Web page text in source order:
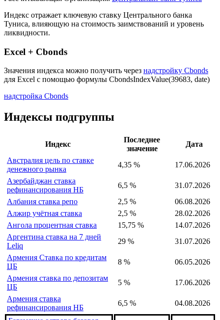
Страна: Тунис
Рассчитывающая Организация:
Индекс отражает ключевую ставку Центрального банка
Туниса, влияющую на стоимость заимствований и уровень
ликвидности.
Excel + Cbonds
для Excel с помощью формулы
Индексы подгруппы
Индекс
значение
Австралия цель по ставке
денежного рынка
4,35 %
17.06.2026
Азербайджан ставка
рефинансирования НБ
6,5 %
Албания ставка репо
Алжир учётная ставка
Ангола процентная ставка
15,75 %
14.07.2026
Аргентина ставка на 7 дней
Leliq
Армения Ставка по кредитам
ЦБ
Армения ставка по депозитам
5 %
17.06.2026